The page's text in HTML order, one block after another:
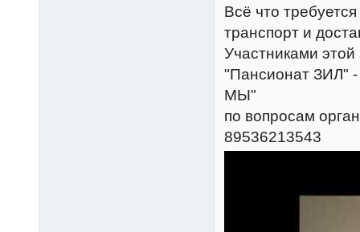
Всё что
транспорт и
Участниками
"Пансионат ЗИЛ" -
МЫ"
по вопросам
89536213543